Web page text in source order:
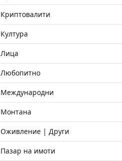
Криптовалити
Култура
Лица
Любопитно
Международни
Монтана
Оживление | Други
Пазар на имоти